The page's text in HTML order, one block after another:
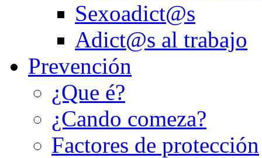
Sexoadict@s
Adict@s al trabajo
Prevención
¿Que é?
¿Cando comeza?
Factores de protección